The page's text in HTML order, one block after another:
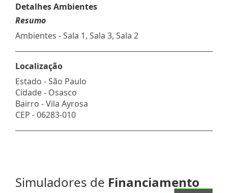
Detalhes Ambientes
Resumo
Ambientes - Sala 1, Sala 3, Sala 2
Localização
Estado -São Paulo
Cidade - Osasco
Bairro -Vila Ayrosa
CEP -06283-010
Simuladores de Financiamento